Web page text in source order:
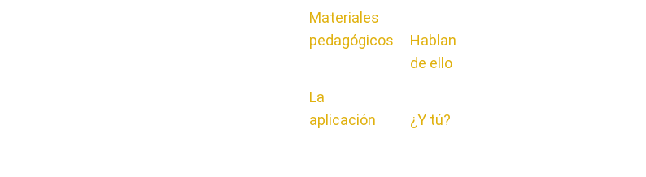
Materiales
pedagógicos
La
aplicación
Hablan
de ello
¿Y tú?